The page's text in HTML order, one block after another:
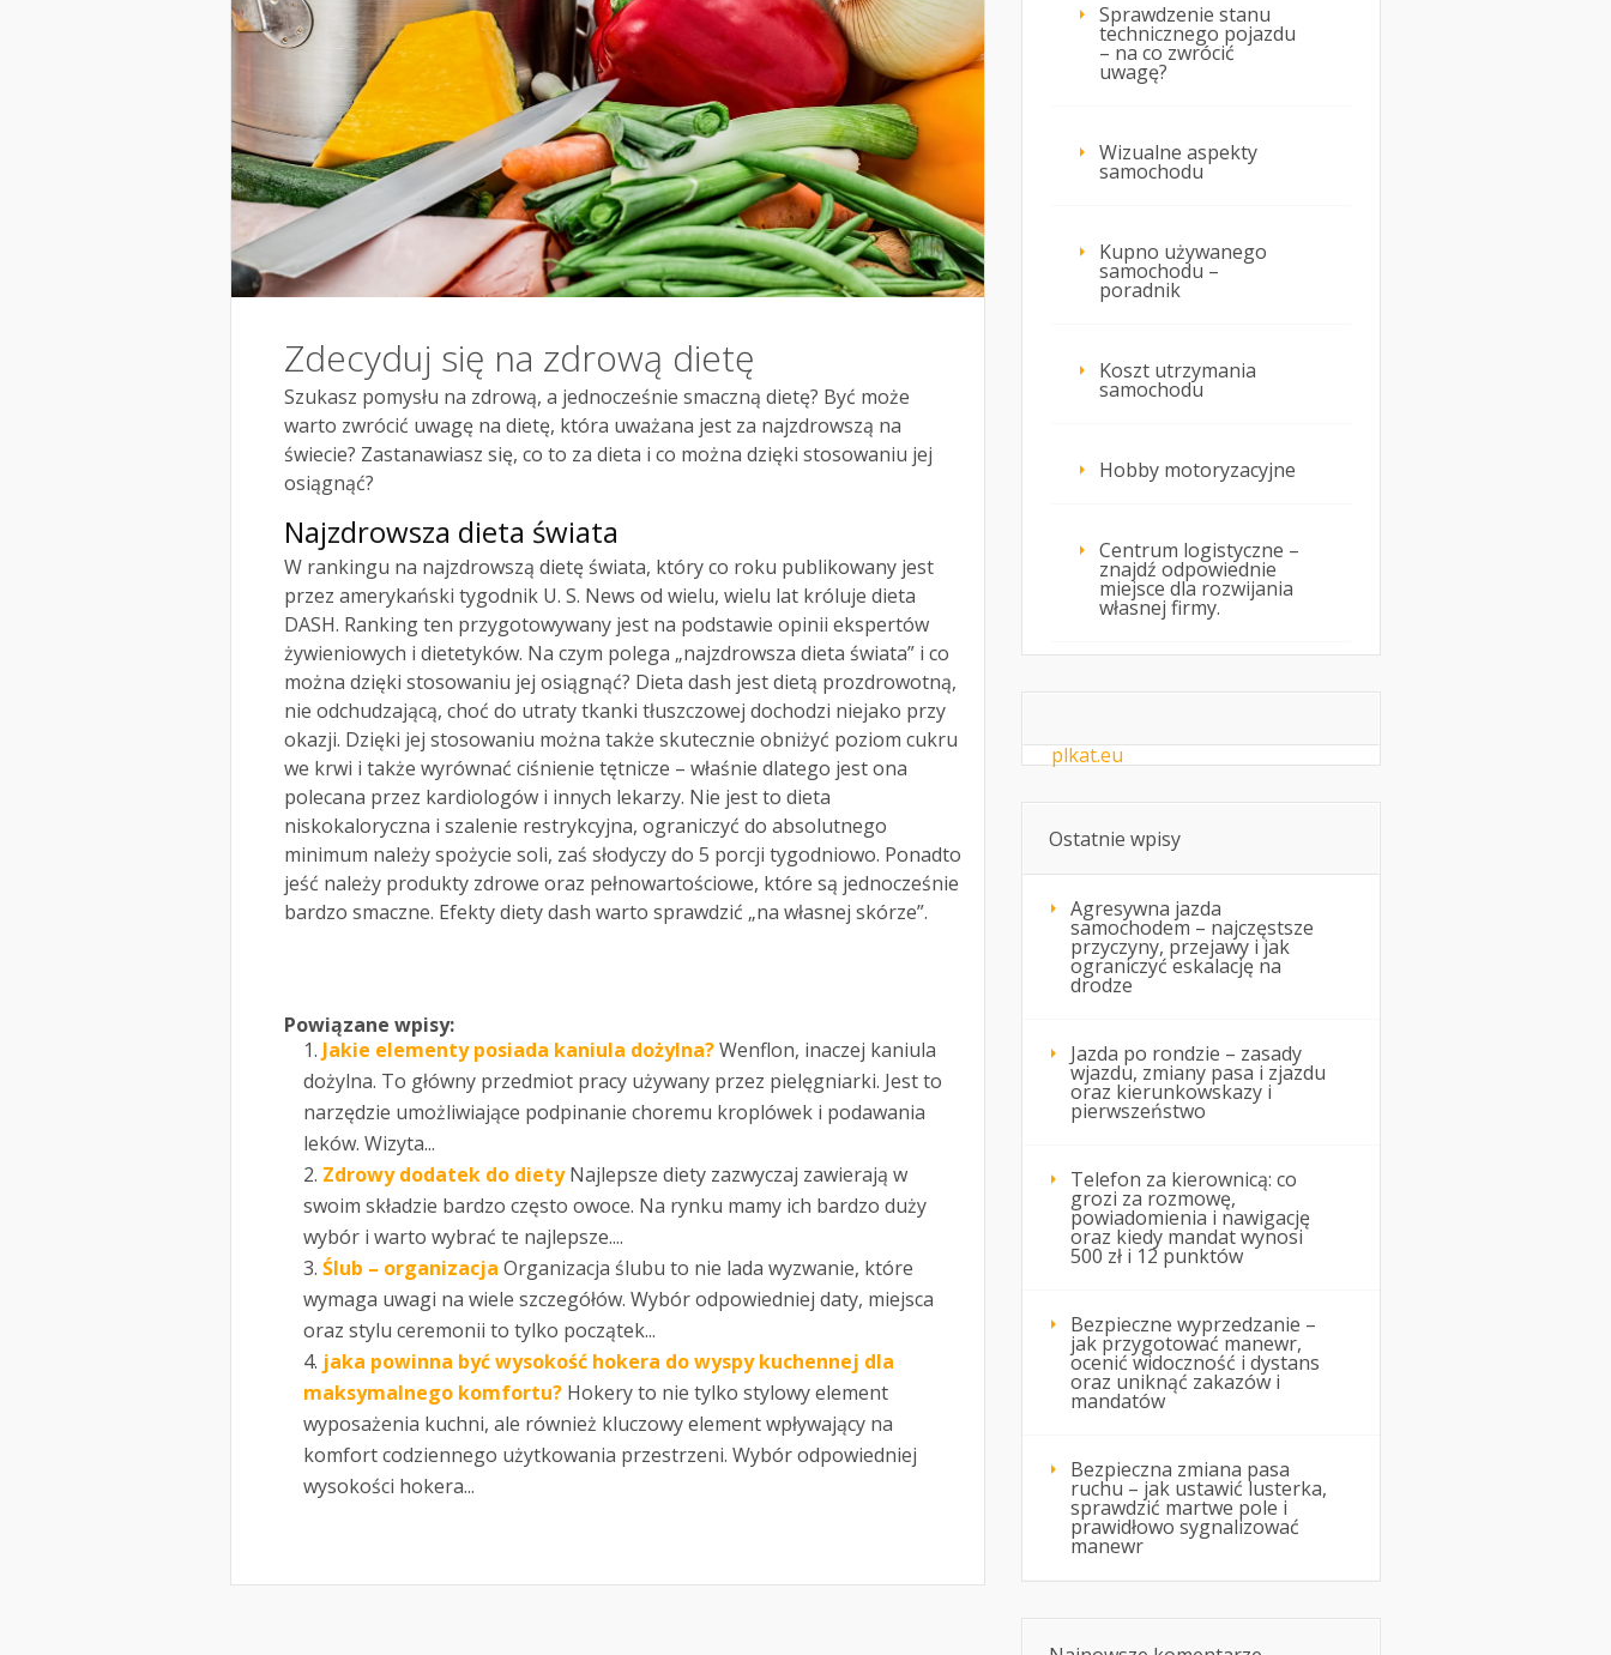
Zdecyduj się na zdrową dietę
Szukasz pomysłu na zdrową, a jednocześnie smaczną dietę? Być może
warto zwrócić uwagę na dietę, która uważana jest za najzdrowszą na
świecie? Zastanawiasz się, co to za dieta i co można dzięki stosowaniu jej
osiągnąć?
Najzdrowsza dieta świata
W rankingu na najzdrowszą dietę świata, który co roku publikowany jest
przez amerykański tygodnik U. S. News od wielu, wielu lat króluje dieta
DASH. Ranking ten przygotowywany jest na podstawie opinii ekspertów
żywieniowych i dietetyków. Na czym polega „najzdrowsza dieta świata” i co
można dzięki stosowaniu jej osiągnąć? Dieta dash jest dietą prozdrowotną,
nie odchudzającą, choć do utraty tkanki tłuszczowej dochodzi niejako przy
okazji. Dzięki jej stosowaniu można także skutecznie obniżyć poziom cukru
we krwi i także wyrównać ciśnienie tętnicze – właśnie dlatego jest ona
polecana przez kardiologów i innych lekarzy. Nie jest to dieta
niskokaloryczna i szalenie restrykcyjna, ograniczyć do absolutnego
minimum należy spożycie soli, zaś słodyczy do 5 porcji tygodniowo. Ponadto
jeść należy produkty zdrowe oraz pełnowartościowe, które są jednocześnie
bardzo smaczne. Efekty diety dash warto sprawdzić „na własnej skórze”.
Powiązane wpisy:
Jakie elementy posiada kaniula dożylna?Wenflon, inaczej kaniula
dożylna. To główny przedmiot pracy używany przez pielęgniarki. Jest to
narzędzie umożliwiające podpinanie choremu kroplówek i podawania
leków. Wizyta...
Zdrowy dodatek do diety Najlepsze diety zazwyczaj zawierają w
swoim składzie bardzo często owoce. Na rynku mamy ich bardzo duży
wybór i warto wybrać te najlepsze....
Ślub – organizacja Organizacja ślubu to nie lada wyzwanie, które
wymaga uwagi na wiele szczegółów. Wybór odpowiedniej daty, miejsca
oraz stylu ceremonii to tylko początek...
jaka powinna być wysokość hokera do wyspy kuchennej dla
maksymalnego komfortu? Hokery to nie tylko stylowy element
wyposażenia kuchni, ale również kluczowy element wpływający na
komfort codziennego użytkowania przestrzeni. Wybór odpowiedniej
wysokości hokera...
Sprawdzenie stanu
technicznego pojazdu
– na co zwrócić
uwagę?
Wizualne aspekty
samochodu
Kupno używanego
samochodu –
poradnik
Koszt utrzymania
samochodu
Hobby motoryzacyjne
Centrum logistyczne –
znajdź odpowiednie
miejsce dla rozwijania
własnej firmy.
plkat.eu
Ostatnie wpisy
Agresywna jazda
samochodem – najczęstsze
przyczyny, przejawy i jak
ograniczyć eskalację na
drodze
Jazda po rondzie – zasady
wjazdu, zmiany pasa i zjazdu
oraz kierunkowskazy i
pierwszeństwo
Telefon za kierownicą: co
grozi za rozmowę,
powiadomienia i nawigację
oraz kiedy mandat wynosi
500 zł i 12 punktów
Bezpieczne wyprzedzanie –
jak przygotować manewr,
ocenić widoczność i dystans
oraz uniknąć zakazów i
mandatów
Bezpieczna zmiana pasa
ruchu – jak ustawić lusterka,
sprawdzić martwe pole i
prawidłowo sygnalizować
manewr